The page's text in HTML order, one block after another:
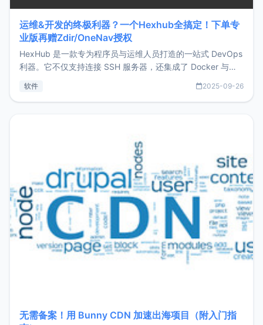
运维&开发的终极利器？一个Hexhub全搞定！下单专
业版再赠Zdir/OneNav授权
HexHub 是一款专为程序员与运维人员打造的一站式 DevOps
利器。它不仅支持连接 SSH 服务器，还集成了 Docker 与常
件间频繁切换，仅凭 HexHub 即可同时搞定运维与数据库操
软件 2025-09-26
无需备案！用 Bunny CDN 加速出海项目（附入门指